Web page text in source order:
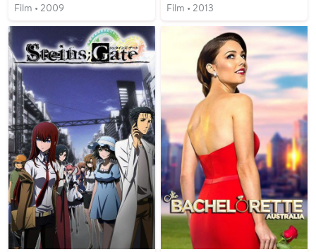
Film • 2009 Film • 2013